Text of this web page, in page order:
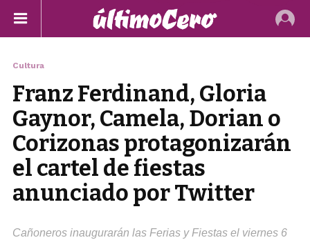
Cultura
Franz Ferdinand, Gloria
Gaynor, Camela, Dorian o
Corizonas protagonizarán
el cartel de fiestas
anunciado por Twitter
Cañoneros inaugurarán las Ferias y Fiestas el viernes 6